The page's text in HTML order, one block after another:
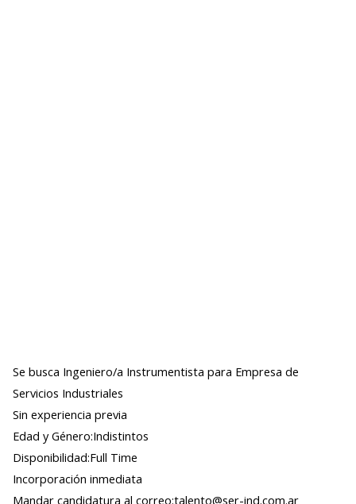
Se busca Ingeniero/a Instrumentista para Empresa de
Servicios Industriales
Sin experiencia previa
Edad y Género:Indistintos
Disponibilidad:Full Time
Incorporación inmediata
Mandar candidatura al correo:talento@ser-ind.com.ar